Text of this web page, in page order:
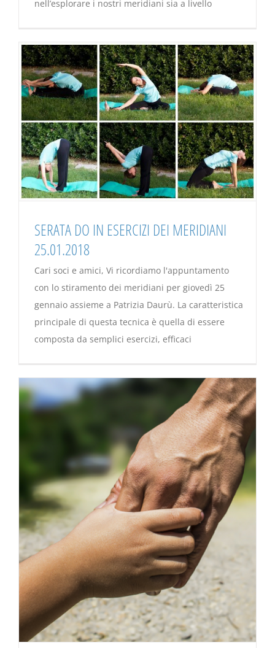
nell’esplorare i nostri meridiani sia a livello
SERATA DO IN ESERCIZI DEI MERIDIANI
25.01.2018
Cari soci e amici, Vi ricordiamo l'appuntamento
con lo stiramento dei meridiani per giovedì 25
gennaio assieme a Patrizia Daurù. La caratteristica
principale di questa tecnica è quella di essere
composta da semplici esercizi, efficaci